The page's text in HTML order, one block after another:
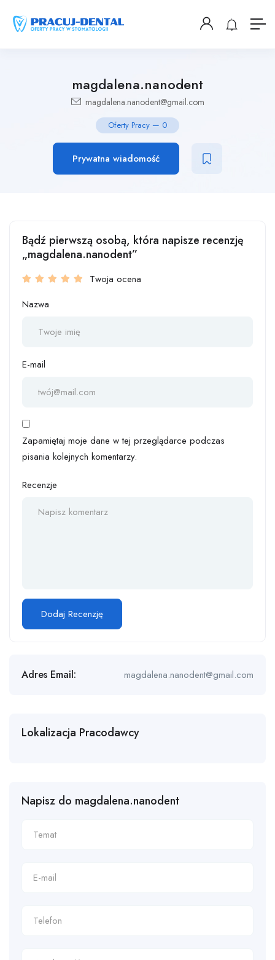
magdalena.nanodent
magdalena.nanodent@gmail.com
Oferty Pracy — 0
Prywatna wiadomość
Bądź pierwszą osobą, która napisze recenzję
„magdalena.nanodent”
Twoja ocena
Nazwa
E-mail
Zapamiętaj moje dane w tej przeglądarce podczas
pisania kolejnych komentarzy.
Recenzje
Adres Email: magdalena.nanodent@gmail.com
Lokalizacja Pracodawcy
Napisz do magdalena.nanodent